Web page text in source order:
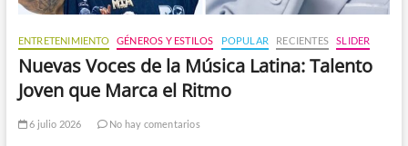
ENTRETENIMIENTO GÉNEROS Y ESTILOS POPULAR RECIENTES SLIDER
Nuevas Voces de la Música Latina: Talento
Joven que Marca el Ritmo
6 julio 2026 No hay comentarios